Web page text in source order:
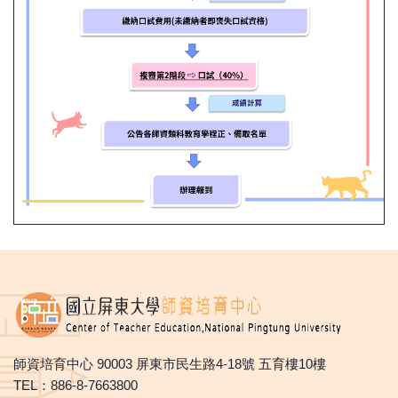
師資培育中心 90003 屏東市民生路4-18號 五育樓10樓
TEL：886-8-7663800